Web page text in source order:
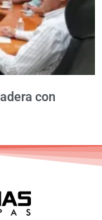
con